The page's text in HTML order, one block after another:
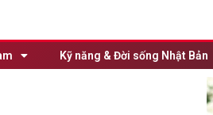
Kỹ năng & Đời sống Nhật Bản